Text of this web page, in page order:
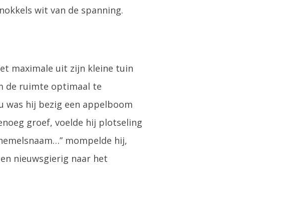
wit van de spanning.
maximale uit zijn kleine tuin
de ruimte optimaal te
was hij bezig een appelboom
groef, voelde hij plotseling
mompelde hij,
nieuwsgierig naar het